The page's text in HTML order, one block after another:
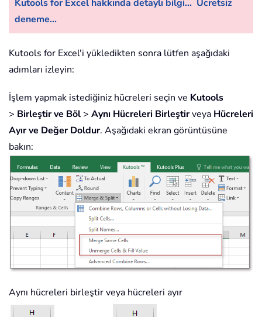
Kutools for Excel hakkında detaylı bilgi... Ücretsiz
deneme...
Kutools for Excel'i yükledikten sonra lütfen aşağıdaki
adımları izleyin:
İşlem yapmak istediğiniz hücreleri seçin ve Kutools
> Birleştir ve Böl > Aynı Hücreleri Birleştirveya Hücreleri
Ayır ve Değer Doldur. Aşağıdaki ekran görüntüsüne
bakın:
Aynı hücreleri birleştir veya hücreleri ayır